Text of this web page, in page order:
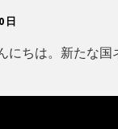
日
にちは。新たな